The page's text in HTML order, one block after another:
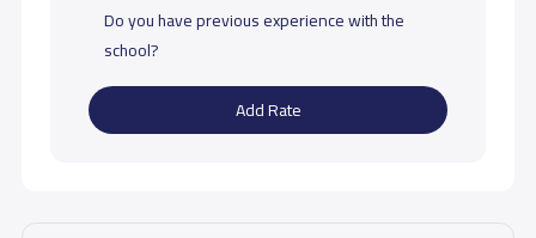
Do you have previous experience with the
school?
Add Rate